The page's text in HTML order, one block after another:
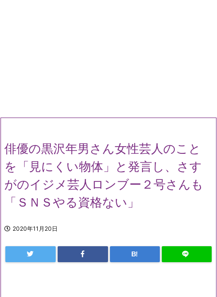
俳優の黒沢年男さん女性芸人のこと
を「見にくい物体」と発言し、さす
がのイジメ芸人ロンブー２号さんも
「ＳＮＳやる資格ない」
2020年11月20日
B!